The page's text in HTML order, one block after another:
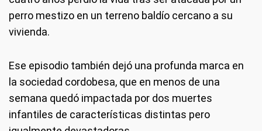
perro mestizo en un terreno baldío cercano a su
vivienda.
Ese episodio también dejó una profunda marca en
la sociedad cordobesa, que en menos de una
semana quedó impactada por dos muertes
infantiles de características distintas pero